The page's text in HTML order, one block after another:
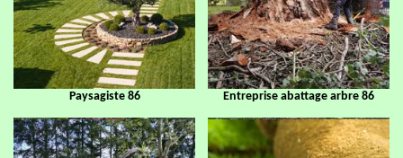
Paysagiste 86 Entreprise abattage arbre 86